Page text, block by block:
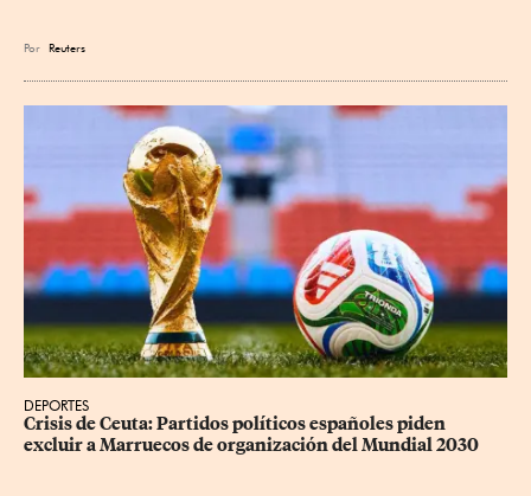
Por Reuters
DEPORTES
Crisis de Ceuta: Partidos políticos españoles piden
excluir a Marruecos de organización del Mundial 2030